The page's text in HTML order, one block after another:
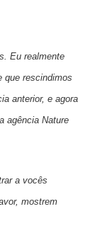
Eu realmente
que rescindimos
anterior, e agora
agência Nature
a vocês
mostrem